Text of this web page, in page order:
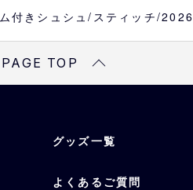
素材
本体：ポリエステ
付きシュシュ/スティッチ/2026
PAGE TOP
グッズ一覧
よくあるご質問